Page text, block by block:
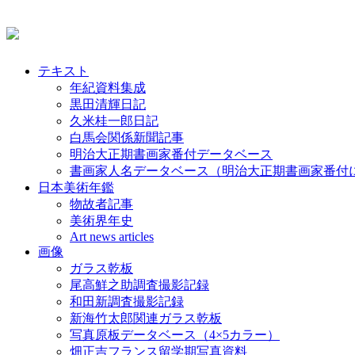
テキスト
年紀資料集成
黒田清輝日記
久米桂一郎日記
白馬会関係新聞記事
明治大正期書画家番付データベース
書画家人名データベース（明治大正期書画家番付
日本美術年鑑
物故者記事
美術界年史
Art news articles
画像
ガラス乾板
尾高鮮之助調査撮影記録
和田新調査撮影記録
新海竹太郎関連ガラス乾板
写真原板データベース（4×5カラー）
畑正吉フランス留学期写真資料